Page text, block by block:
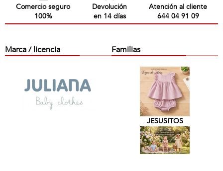
Comercio seguro
100%
Devolución
en 14 días
Atención al cliente
644 04 91 09
Marca / licencia Familias
JESUSITOS